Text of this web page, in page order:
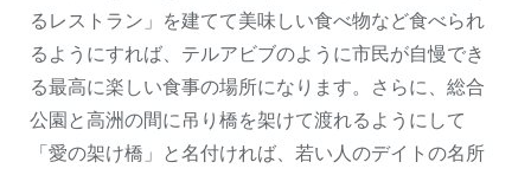
るレストラン」を建てて美味しい食べ物など食べられ
るようにすれば、テルアビブのように市民が自慢でき
る最高に楽しい食事の場所になります。さらに、総合
公園と高洲の間に吊り橋を架けて渡れるようにして
「愛の架け橋」と名付ければ、若い人のデイトの名所